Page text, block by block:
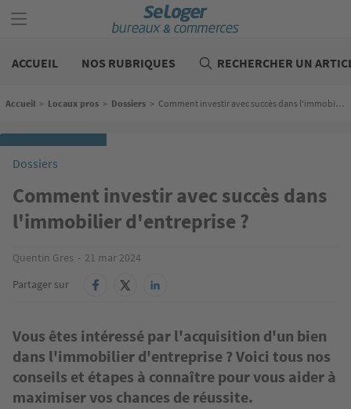
au
commerces
ACCUEIL NOS RUBRIQUES RECHERCHER UN
Fil d'Ariane
Accueil > Locaux pros > Dossiers > Comment investir avec succès dans l'immobilier d'entreprise ?
Dossiers
Comment investir avec succès dans
l'immobilier d'entreprise ?
Quentin Gres
21 mar 2024
Partager sur
Vous êtes intéressé par l'acquisition d'un bien
dans l'immobilier d'entreprise ? Voici tous nos
conseils et étapes à connaître pour vous aider à
maximiser vos chances de réussite.